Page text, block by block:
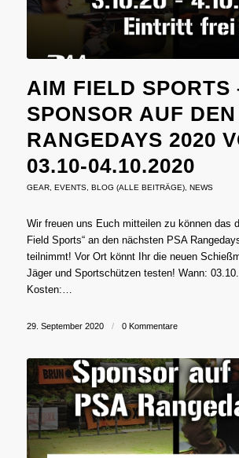
AIM FIELD SPORTS
SPONSOR AUF
RANGEDAYS 2020
03.10-04.10.2020
GEAR, EVENTS, BLOG (ALLE BEITRÄGE), NEWS
Wir freuen uns Euch mitteilen zu können das
Field Sports“ an den nächsten PSA
teilnimmt! Vor Ort könnt Ihr die neuen
Jäger und Sportschützen testen! Wann:
Kosten:…
29. September 2020 / 0 Kommentare